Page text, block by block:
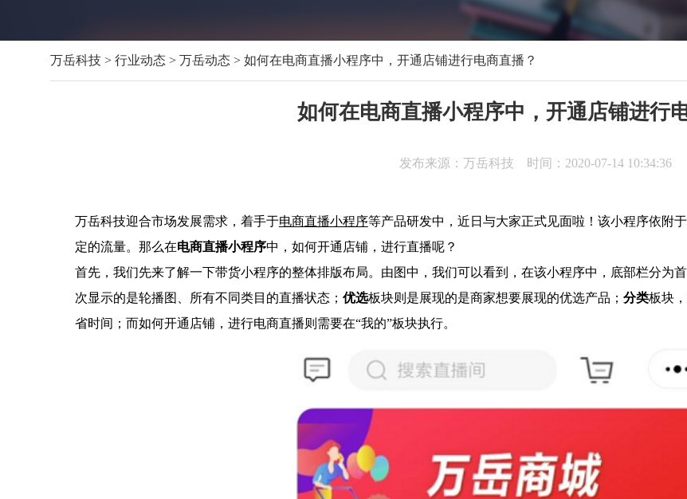
万岳科技> 行业动态> 万岳动态> 如何在电商直播小程序中，开通店铺进行电商直播？
如何在电商直播小程序中，开通店铺进行
发布来源：万岳科技 时间：2020-07-14 10:34:36
万岳科技迎合市场发展需求，着手于电商直播小程序等产品研发中，近日与大家正式见面啦！该小程序依附
定的流量。那么在电商直播小程序中，如何开通店铺，进行直播呢？
首先，我们先来了解一下带货小程序的整体排版布局。由图中，我们可以看到，在该小程序中，底部栏分为
次显示的是轮播图、所有不同类目的直播状态； 优选板块则是展现的是商家想要展现的优选产品； 分类板块
省时间；而如何开通店铺，进行电商直播则需要在“我的”板块执行。